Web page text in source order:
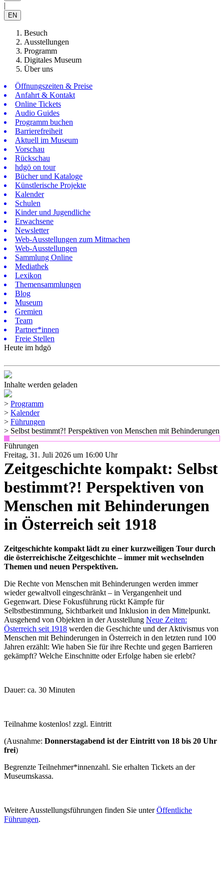
|
EN
Besuch
Ausstellungen
Programm
Digitales Museum
Über uns
Öffnungszeiten & Preise
Anfahrt & Kontakt
Online Tickets
Audio Guides
Programm buchen
Barrierefreiheit
Aktuell im Museum
Vorschau
Rückschau
hdgö on tour
Bücher und Kataloge
Künstlerische Projekte
Kalender
Schulen
Kinder und Jugendliche
Erwachsene
Newsletter
Web-Ausstellungen zum Mitmachen
Web-Ausstellungen
Sammlung Online
Mediathek
Lexikon
Themensammlungen
Blog
Museum
Gremien
Team
Partner*innen
Freie Stellen
Heute im hdgö
Inhalte werden geladen
> Programm
> Kalender
> Führungen
> Selbst bestimmt?! Perspektiven von Menschen mit Behinderungen
Führungen
Freitag, 31. Juli 2026 um 16:00 Uhr
Zeitgeschichte kompakt: Selbst
bestimmt?! Perspektiven von
Menschen mit Behinderungen
in Österreich seit 1918
Zeitgeschichte kompakt lädt zu einer kurzweiligen Tour durch
die österreichische Zeitgeschichte – immer mit wechselnden
Themen und neuen Perspektiven.
Die Rechte von Menschen mit Behinderungen werden immer
wieder gewaltvoll eingeschränkt – in Vergangenheit und
Gegenwart. Diese Fokusführung rückt Kämpfe für
Selbstbestimmung, Sichtbarkeit und Inklusion in den Mittelpunkt.
Ausgehend von Objekten in der Ausstellung Neue Zeiten:
Österreich seit 1918 werden die Geschichte und der Aktivismus von
Menschen mit Behinderungen in Österreich in den letzten rund 100
Jahren erzählt: Wie haben Sie für ihre Rechte und gegen Barrieren
gekämpft? Welche Einschnitte oder Erfolge haben sie erlebt?
Dauer: ca. 30 Minuten
Teilnahme kostenlos! zzgl. Eintritt
(Ausnahme: Donnerstagabend ist der Eintritt von 18 bis 20 Uhr
frei)
Begrenzte Teilnehmer*innenzahl. Sie erhalten Tickets an der
Museumskassa.
Weitere Ausstellungsführungen finden Sie unterÖffentliche
Führungen.